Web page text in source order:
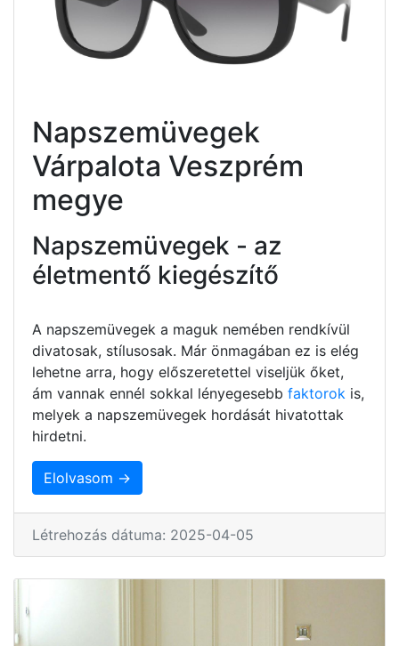
Napszemüvegek
Várpalota Veszprém
megye
Napszemüvegek - az
életmentő kiegészítő
A napszemüvegek a maguk nemében rendkívül
divatosak, stílusosak. Már önmagában ez is elég
lehetne arra, hogy előszeretettel viseljük őket,
ám vannak ennél sokkal lényegesebb faktorok is,
melyek a napszemüvegek hordását hivatottak
hirdetni.
Elolvasom →
Létrehozás dátuma: 2025-04-05